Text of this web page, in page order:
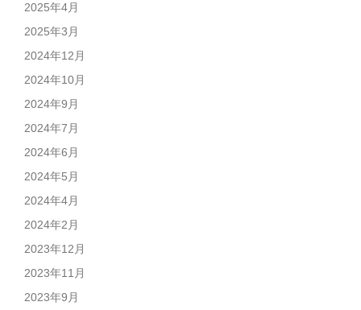
2025年4月
2025年3月
2024年12月
2024年10月
2024年9月
2024年7月
2024年6月
2024年5月
2024年4月
2024年2月
2023年12月
2023年11月
2023年9月